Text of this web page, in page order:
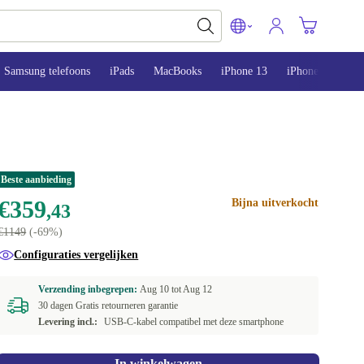
Samsung telefoons iPads MacBooks iPhone 13 iPhone 14
Beste aanbieding
,43
(-69%)
Bijna uitverkocht
Configuraties vergelijken
Verzending inbegrepen:Aug 10 totAug 12
30 dagen Gratis retourneren garantie
Levering incl.:
USB-C-kabel compatibel met deze smartphone